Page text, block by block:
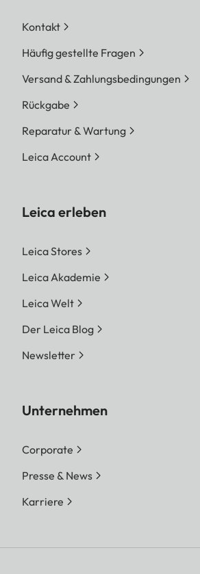
Kontakt
Häufig gestellte Fragen
Versand & Zahlungsbedingungen
Rückgabe
Reparatur & Wartung
Leica Account
Leica erleben
Leica Stores
Leica Akademie
Leica Welt
Der Leica Blog
Newsletter
Unternehmen
Corporate
Presse & News
Karriere